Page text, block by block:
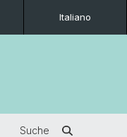
Italiano
Suche